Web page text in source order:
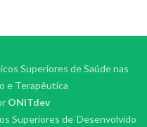
Superiores de Saúde nas
e Terapêutica
ONITdev
Superiores de Desenvolvido